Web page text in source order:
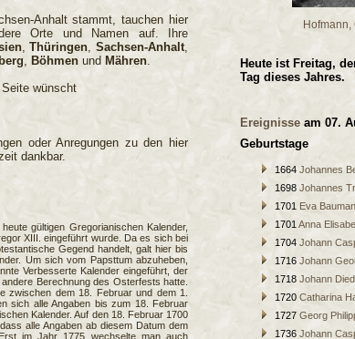
Anhalt stammt, tauchen hier
Orte und Namen auf. Ihre
,Thüringen,Sachsen-Anhalt,
, Böhmen und Mähren.
wünscht
oder Anregungen zu den hier
dankbar.
gültigen Gregorianischen Kalender,
XIII. eingeführt wurde. Da es sich bei
Gegend handelt, galt hier bis
Um sich vom Papsttum abzuheben,
Verbesserte Kalender eingeführt, der
Berechnung des Osterfests hatte.
zwischen dem 18. Februar und dem 1.
sich alle Angaben bis zum 18. Februar
Kalender. Auf den 18. Februar 1700
alle Angaben ab diesem Datum dem
im Jahr 1775 wechselte man auch
Hofmann,
Heute ist Freitag,
Tag dieses Jahres.
Ereignisse am 07.
Geburtstage
1664Johannes
1698Johannes
1701
Eva
1701Anna
1704Johann
1716Johann
1718Johann
1720Catharina
1727Georg
1736Johann